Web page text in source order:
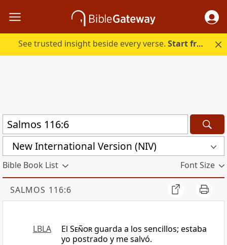
See trusted insight beside every verse.Start free.
New International Version (NIV)
Bible Book List Font Size
SALMOS 116:6
LBLA El Señorguarda a los sencillos; estaba
yo postrado y me salvó.